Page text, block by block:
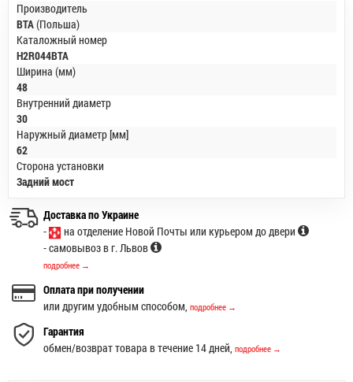
Производитель
BTA(Польша)
Каталожный номер
H2R044BTA
Ширина (мм)
48
Внутренний диаметр
30
Наружный диаметр [мм]
62
Сторона установки
Задний мост
Доставка по Украине
-
на отделение Новой Почты или курьером до двери
- самовывоз в г. Львов
подробнее →
Оплата при получении
или другим удобным способом, подробнее →
Гарантия
обмен/возврат товара в течение 14 дней, подробнее →